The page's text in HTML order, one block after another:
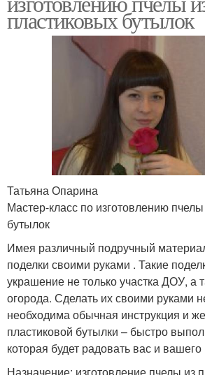
пластиковых бутылок
Татьяна Опарина
Мастер-класс по изготовлению
бутылок
Имея различный подручный
поделки своими руками . Такие
украшение не только участка ДОУ, а
огорода. Сделать их своими руками
необходима обычная инструкция и
пластиковой бутылки – быстро
которая будет радовать вас и
Назначение: изготовление пчелы из